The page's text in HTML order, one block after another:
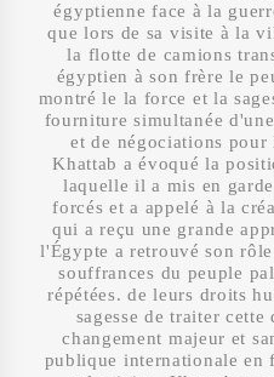
égyptienne face à la
que lors de sa visite à la
la flotte de camions
égyptien à son frère le
montré le la force et la
fourniture simultanée
et de négociations
Khattab a évoqué la
laquelle il a mis en
forcés et a appelé à la
qui a reçu une grande
l'Égypte a retrouvé son
souffrances du peuple
répétées. de leurs droits
sagesse de traiter
changement majeur et
publique internationale en